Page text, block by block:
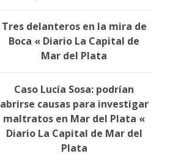
Tres delanteros en la mira de
Boca « Diario La Capital de
Mar del Plata
Caso Lucía Sosa: podrían
abrirse causas para investigar
maltratos en Mar del Plata «
Diario La Capital de Mar del
Plata